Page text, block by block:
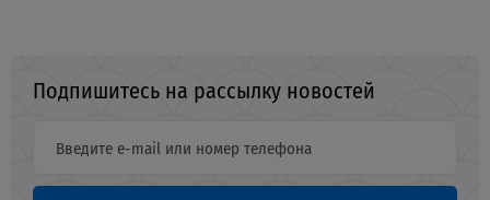
Подпишитесь на рассылку новостей